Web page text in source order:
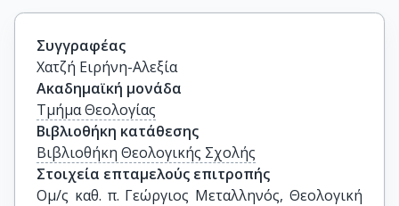
Συγγραφέας
Χατζή Ειρήνη-Αλεξία
Ακαδημαϊκή μονάδα
Τμήμα Θεολογίας
Βιβλιοθήκη κατάθεσης
Βιβλιοθήκη Θεολογικής Σχολής
Στοιχεία επταμελούς επιτροπής
Ομ/ς καθ. π. Γεώργιος Μεταλληνός, Θεολογική